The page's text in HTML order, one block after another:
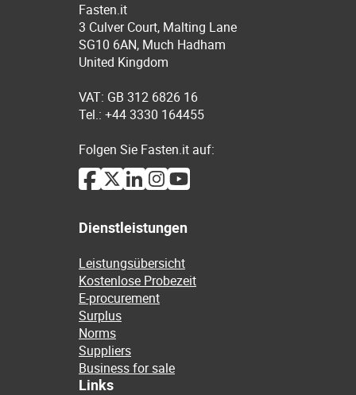
Fasten.it
3 Culver Court, Malting Lane
SG10 6AN, Much Hadham
United Kingdom
VAT: GB 312 6826 16
Tel.: +44 3330 164455
Folgen Sie Fasten.it auf:
Dienstleistungen
Leistungsübersicht
Kostenlose Probezeit
E-procurement
Surplus
Norms
Suppliers
Business for sale
Links